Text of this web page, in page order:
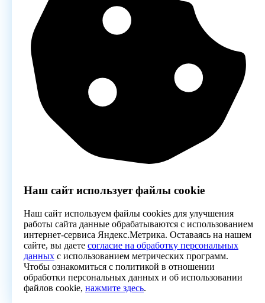
Наш сайт использует файлы cookie
Наш сайт используем файлы cookies для улучшения
работы сайта данные обрабатываются с использованием
интернет-сервиса Яндекс.Метрика. Оставаясь на нашем
сайте, вы даете согласие на обработку персональных
данных с использованием метрических программ.
Чтобы ознакомиться с политикой в отношении
обработки персональных данных и об использовании
файлов cookie, нажмите здесь.